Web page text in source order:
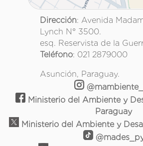
Dirección: Avenida
Lynch N° 3500.
esq. Reservista de la
Teléfono: 021 2879000
Asunción, Paraguay.
Ministerio del Ambiente y
Paraguay
Ministerio del Ambiente y